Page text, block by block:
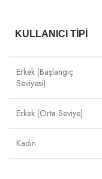
KULLANICI TIPI
Erkek (Başlangıç
Seviyesi)
Erkek (Orta Seviye)
Kadın